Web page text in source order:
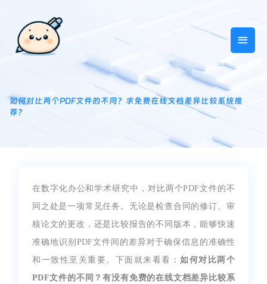
菜
单
如何对比两个PDF文件的不同？求免费在线文档差异比较系统推
荐？
在数字化办公和学术研究中，对比两个PDF文件的不
同之处是一项常见任务。无论是检查合同的修订、审
核论文的更改，还是比较报告的不同版本，能够快速
准确地识别PDF文件间的差异对于确保信息的准确性
和一致性至关重要。下面就来看看：如何对比两个
PDF文件的不同？有没有免费的在线文档差异比较系